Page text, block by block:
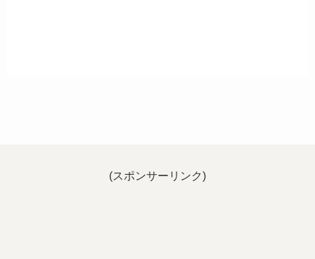
(スポンサーリンク)